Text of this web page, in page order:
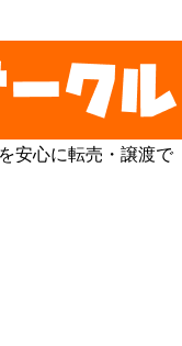
安心に転売・譲渡で